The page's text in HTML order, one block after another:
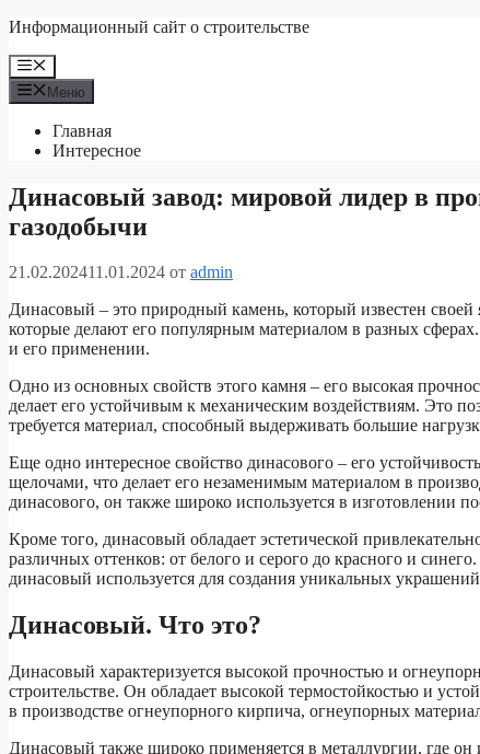
Перейти
содержимому
Информационный сайт о строительстве
Меню
Меню
Главная
Интересное
Динасовый завод: мировой лидер в
газодобычи
21.02.202411.01.2024 от admin
Динасовый – это природный камень, который известен
которые делают его популярным материалом в разных
и его применении.
Одно из основных свойств этого камня – его высокая
делает его устойчивым к механическим воздействиям. Это
требуется материал, способный выдерживать большие
Еще одно интересное свойство динасового – его
щелочами, что делает его незаменимым материалом в
динасового, он также широко используется в изготовлении
Кроме того, динасовый обладает эстетической
различных оттенков: от белого и серого до красного и
динасовый используется для создания уникальных
Динасовый. Что это?
Динасовый характеризуется высокой прочностью и
строительстве. Он обладает высокой термостойкостью и
в производстве огнеупорного кирпича, огнеупорных
Динасовый также широко применяется в металлургии, где